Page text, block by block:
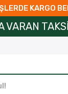
KARGO
!